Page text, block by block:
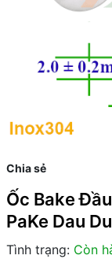
Chia sẻ
Ốc Bake
PaKe Dau Du
Tình trạng: Còn